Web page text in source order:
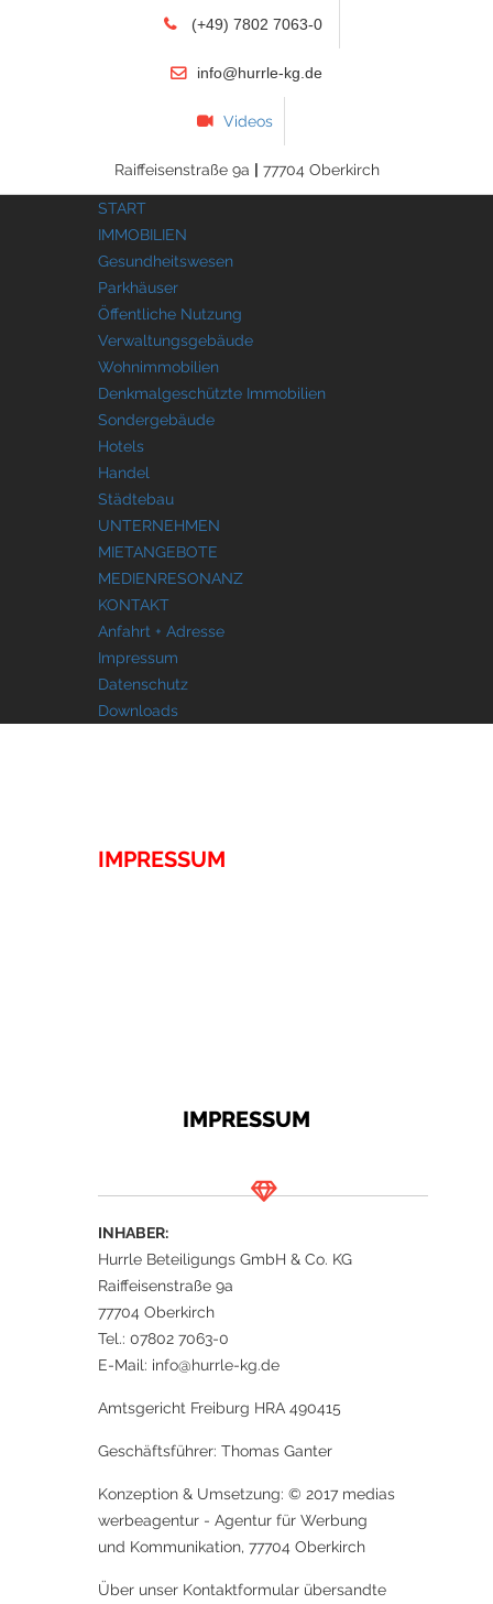
(+49) 7802 7063-0
info@hurrle-kg.de
Videos
Raiffeisenstraße 9a | 77704 Oberkirch
START
IMMOBILIEN
Gesundheitswesen
Parkhäuser
Öffentliche Nutzung
Verwaltungsgebäude
Wohnimmobilien
Denkmalgeschützte Immobilien
Sondergebäude
Hotels
Handel
Städtebau
UNTERNEHMEN
MIETANGEBOTE
MEDIENRESONANZ
KONTAKT
Anfahrt + Adresse
Impressum
Datenschutz
Downloads
IMPRESSUM
IMPRESSUM
INHABER:
Hurrle Beteiligungs GmbH & Co. KG
Raiffeisenstraße 9a
77704 Oberkirch
Tel.: 07802 7063-0
E-Mail: info@hurrle-kg.de
Amtsgericht Freiburg HRA 490415
Geschäftsführer: Thomas Ganter
Konzeption & Umsetzung: © 2017 medias
werbeagentur - Agentur für Werbung
und Kommunikation, 77704 Oberkirch
Über unser Kontaktformular übersandte